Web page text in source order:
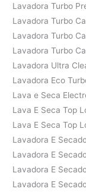
Lavadora Turbo
Lavadora Turbo
Lavadora Turbo
Lavadora Turbo
Lavadora Ultra
Lavadora Eco
Lava e Seca
Lava E Seca Top
Lava E Seca Top
Lavadora E
Lavadora E
Lavadora E
Lavadora E